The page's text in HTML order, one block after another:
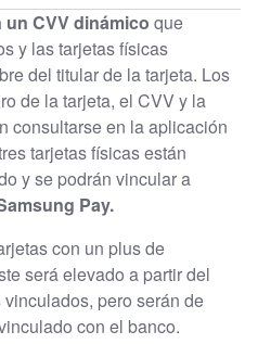
CVV dinámico que
y las tarjetas físicas
del titular de la tarjeta. Los
de la tarjeta, el CVV y la
consultarse en la aplicación
tarjetas físicas están
y se podrán vincular a
Pay.
con un plus de
será elevado a partir del
pero serán de
con el banco.